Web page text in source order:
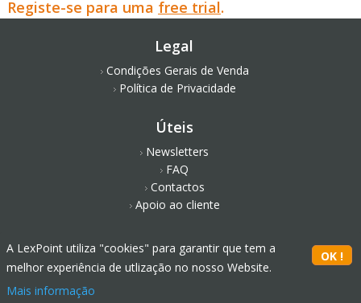
Registe-se para uma free trial.
Legal
Condições Gerais de Venda
Política de Privacidade
Úteis
Newsletters
FAQ
Contactos
Apoio ao cliente
Redes Sociais
A LexPoint utiliza "cookies" para garantir que tem a
melhor experiência de utlização no nosso Website.
Mais informação